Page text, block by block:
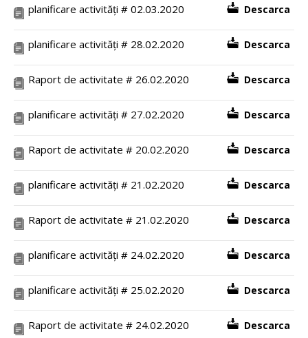
planificare activități # 02.03.2020 Descarca
planificare activități # 28.02.2020 Descarca
Raport de activitate # 26.02.2020 Descarca
planificare activități # 27.02.2020 Descarca
Raport de activitate # 20.02.2020 Descarca
planificare activități # 21.02.2020 Descarca
Raport de activitate # 21.02.2020 Descarca
planificare activități # 24.02.2020 Descarca
planificare activități # 25.02.2020 Descarca
Raport de activitate # 24.02.2020 Descarca